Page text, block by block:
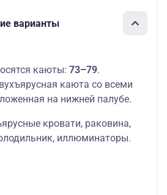
варианты
каюты: 73–79.
каюта со всеми
на нижней палубе.
кровати, раковина,
иллюминаторы.